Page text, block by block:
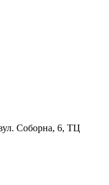
Соборна, 6, ТЦ